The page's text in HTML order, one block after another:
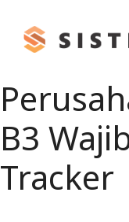
content
B3
Tracker